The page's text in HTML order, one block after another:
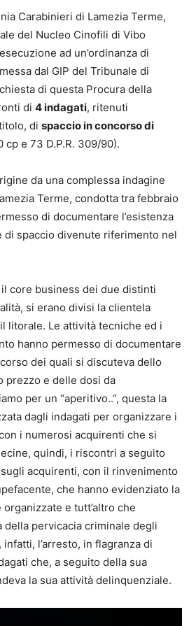
Carabinieri di Lamezia Terme,
del Nucleo Cinofili di Vibo
ad un’ordinanza di
dal GIP del Tribunale di
di questa Procura della
di 4 indagati, ritenuti
di spaccio in concorso di
cp e 73 D.P.R. 309/90).
da una complessa indagine
Terme, condotta tra febbraio
di documentare l’esistenza
di spaccio divenute riferimento nel
il core business dei due distinti
si erano divisi la clientela
litorale. Le attività tecniche ed i
hanno permesso di documentare
dei quali si discuteva dello
prezzo e delle dosi da
per un “aperitivo..”, questa la
dagli indagati per organizzare i
i numerosi acquirenti che si
quindi, i riscontri a seguito
acquirenti, con il rinvenimento
che hanno evidenziato la
e tutt’altro che
della pervicacia criminale degli
l’arresto, in flagranza di
che, a seguito della sua
la sua attività delinquenziale.